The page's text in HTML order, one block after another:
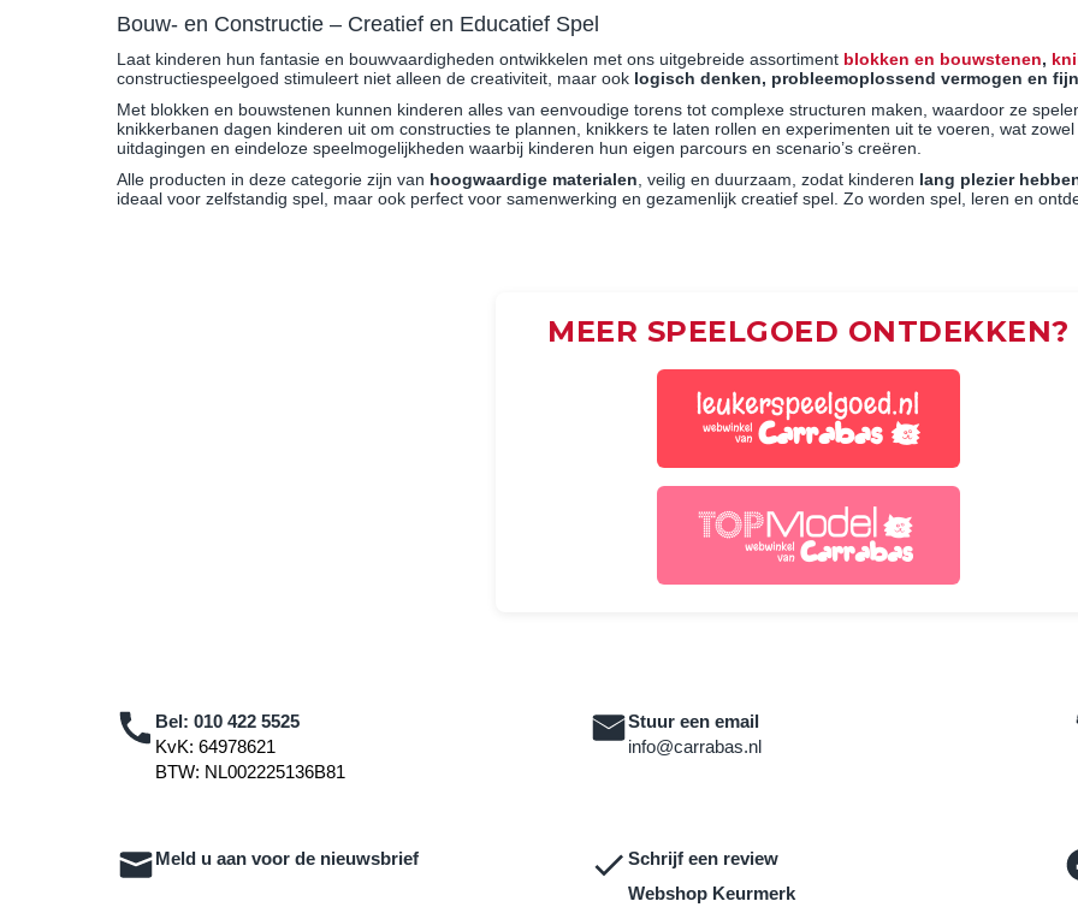
Bouw- en Constructie – Creatief en Educatief Spel
Laat kinderen hun fantasie en bouwvaardigheden ontwikkelen met ons uitgebreide assortiment blokken en bouwstenen,
constructiespeelgoed stimuleert niet alleen de creativiteit, maar ook logisch denken, probleemoplossend vermogen en
Met blokken en bouwstenen kunnen kinderen alles van eenvoudige torens tot complexe structuren maken, waardoor ze
knikkerbanen dagen kinderen uit om constructies te plannen, knikkers te laten rollen en experimenten uit te voeren, wat
uitdagingen en eindeloze speelmogelijkheden waarbij kinderen hun eigen parcours en scenario’s creëren.
Alle producten in deze categorie zijn van hoogwaardige materialen, veilig en duurzaam, zodat kinderen lang plezier
ideaal voor zelfstandig spel, maar ook perfect voor samenwerking en gezamenlijk creatief spel. Zo worden spel, leren en
MEER SPEELGOED ONTDEKKEN?
Bel: 010 422 5525
KvK: 64978621
BTW: NL002225136B81
Stuur een email
info@carrabas.nl
Meld u aan voor de nieuwsbrief
Schrijf een review
Webshop Keurmerk